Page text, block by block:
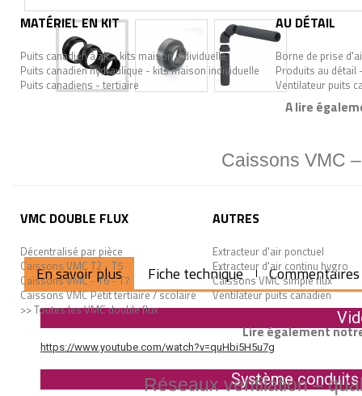
MATÉRIEL EN KIT
Puits canadien à air - kits maison individuelle
Puits canadien hydraulique - kits maison individuelle
Puits canadiens - tertiaire
AU DÉTAIL
Borne de prise
Produits au détail
Ventilateur puits
A lire
Caissons VMC
VMC DOUBLE FLUX
Décentralisé par pièce
Caissons VMC T2 - T5
Caissons VMC - T6 - T7
Caissons VMC Petit tertiaire / scolaire
>> Toutes les VMC double flux
AUTRES
Extracteur d'air ponctuel
Extracteur d'air continu hygro
Caissons VMC simple flux
Ventilateur puits canadien
Lire également
Réseaux ventilation –
En savoir plus Fiche technique Commentaires
https://www.youtube.com/watch?v=quHbi5H5u7g
Système